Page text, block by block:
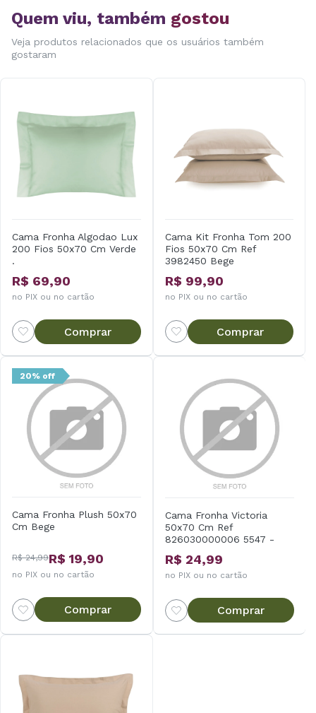
Quem viu, também gostou
Veja produtos relacionados que os usuários também
gostaram
Cama Fronha Algodao Lux
200 Fios 50x70 Cm Verde
.
R$ 69,90
no PIX ou no cartão
Comprar
Cama Kit Fronha Tom 200
Fios 50x70 Cm Ref
3982450 Bege
R$ 99,90
no PIX ou no cartão
Comprar
20% off
Cama Fronha Plush 50x70
Cm Bege
R$ 24,99R$ 19,90
no PIX ou no cartão
Comprar
Cama Fronha Victoria
50x70 Cm Ref
826030000006 5547 -
R$ 24,99
no PIX ou no cartão
Comprar